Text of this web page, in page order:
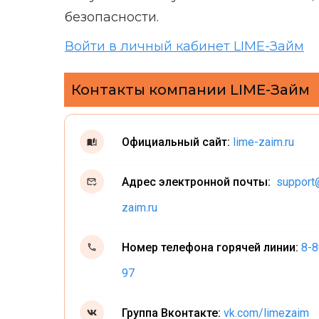
безопасности.
Войти в личный кабинет LIME-Займ
Контакты компании LIME-Займ
Официальный сайт: lime-zaim.ru
Адрес электронной почты:
zaim.ru
Номер телефона горячей линии: 8-
97
Группа Вконтакте: vk.com/limezaim